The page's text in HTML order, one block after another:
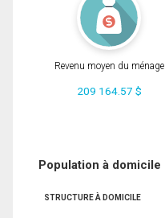
Revenu moyen du ménage
209 164.57 $
Population à domicile
STRUCTURE À DOMICILE